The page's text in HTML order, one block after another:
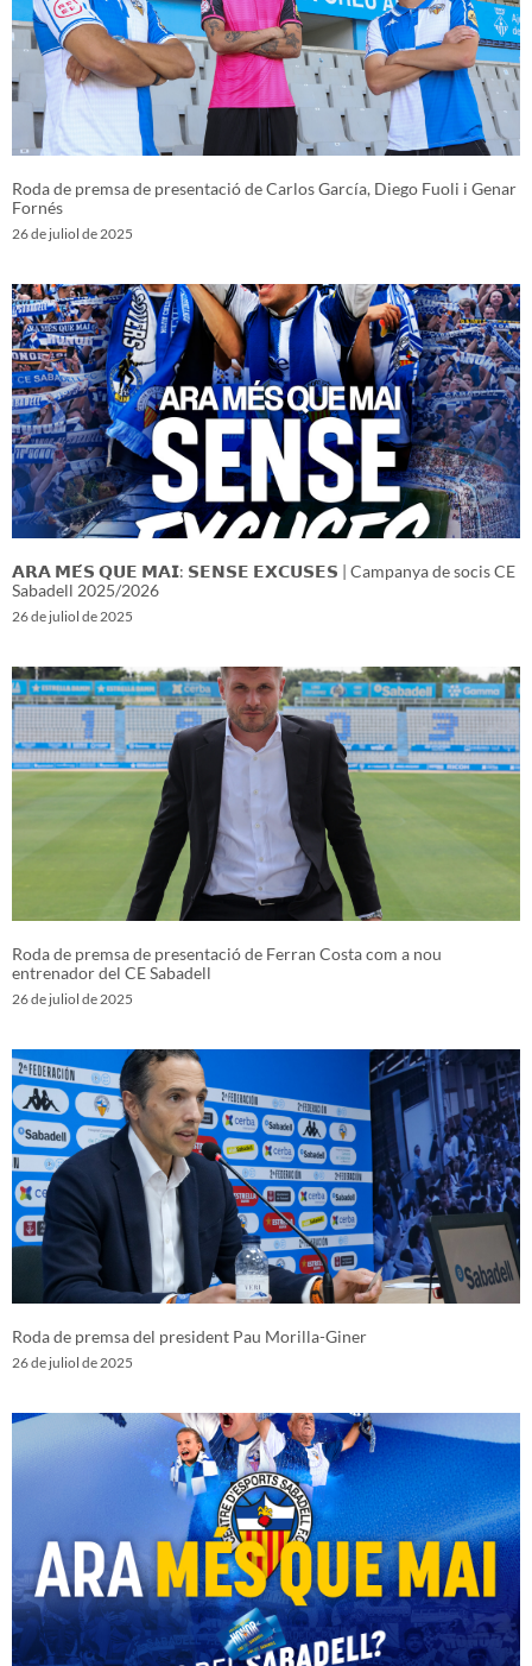
Roda de premsa de presentació de Carlos García, Diego Fuoli i Genar
Fornés
26 de juliol de 2025
𝗔𝗥𝗔 𝗠𝗘́𝗦 𝗤𝗨𝗘 𝗠𝗔𝗜: 𝗦𝗘𝗡𝗦𝗘 𝗘𝗫𝗖𝗨𝗦𝗘𝗦 | Campanya de socis CE
Sabadell 2025/2026
26 de juliol de 2025
Roda de premsa de presentació de Ferran Costa com a nou
entrenador del CE Sabadell
26 de juliol de 2025
Roda de premsa del president Pau Morilla-Giner
26 de juliol de 2025